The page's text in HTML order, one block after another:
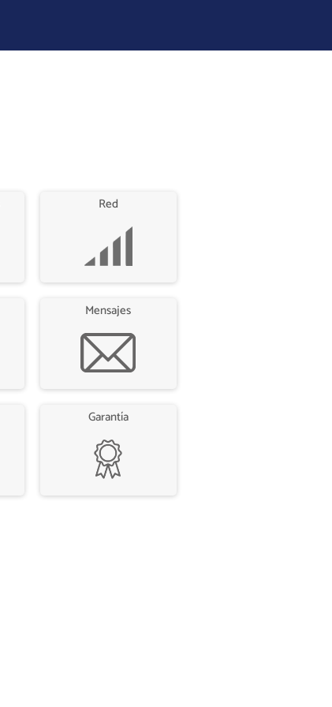
Red
Mensajes
Garantía